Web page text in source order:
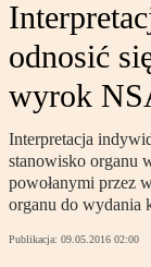
odnosić
wyrok
Interpretacja
stanowisko organu
powołanymi przez
organu do wydania
Publikacja: 09.05.2016 02:00